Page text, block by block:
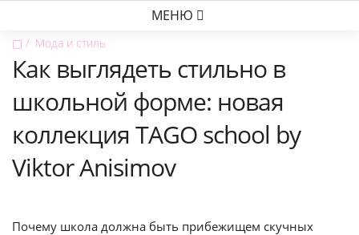
МЕНЮ
▢ Мода и стиль
Как выглядеть стильно в
школьной форме: новая
коллекция TAGO school by
Viktor Anisimov
Почему школа должна быть прибежищем скучных